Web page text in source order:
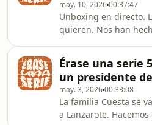
podcast. Bueno, este
medio gracioso, nos
del billete de
estafa infinita y
alguno de nosotros lo
banco o a quien
may. 10, 202600:37:47
Unboxing en directo.
quieren. Nos han
gracias, Esther, eres la
Hablemos sobre
Sobre Heidi. Sobre lo
son los capítulos. Ana
estar embarazada de
podría estar mejor
Érase una serie
un presidente
may. 3, 202600:33:08
La familia Cuesta se
a Lanzarote.